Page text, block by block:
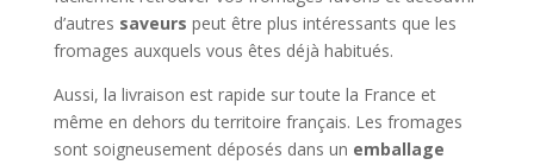
d’autres saveurs peut être plus intéressants que les
fromages auxquels vous êtes déjà habitués.
Aussi, la livraison est rapide sur toute la France et
même en dehors du territoire français. Les fromages
sont soigneusement déposés dans un emballage